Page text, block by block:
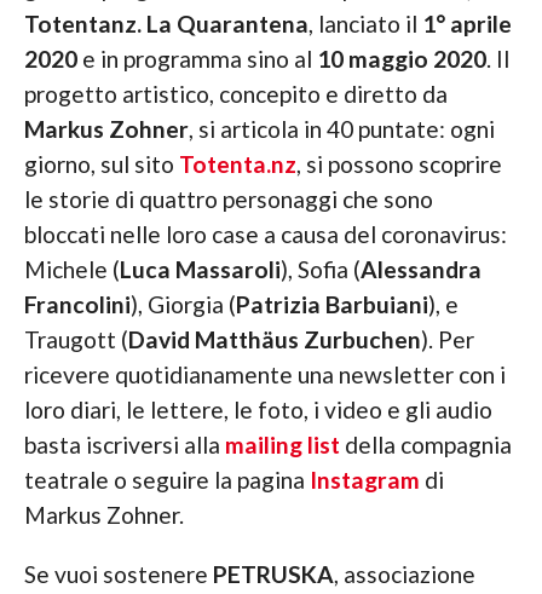
Totentanz. La Quarantena, lanciato il 1° aprile
2020e in programma sino al 10 maggio 2020. Il
progetto artistico, concepito e diretto da
Markus Zohner, si articola in 40 puntate: ogni
giorno, sul sito Totenta.nz, si possono scoprire
le storie di quattro personaggi che sono
bloccati nelle loro case a causa del coronavirus:
Michele (Luca Massaroli), Sofia (Alessandra
Francolini), Giorgia (Patrizia Barbuiani), e
Traugott (David Matthäus Zurbuchen). Per
ricevere quotidianamente una newsletter con i
loro diari, le lettere, le foto, i video e gli audio
basta iscriversi alla mailing list della compagnia
teatrale o seguire la pagina Instagram di
Markus Zohner.
Se vuoi sostenere PETRUSKA, associazione